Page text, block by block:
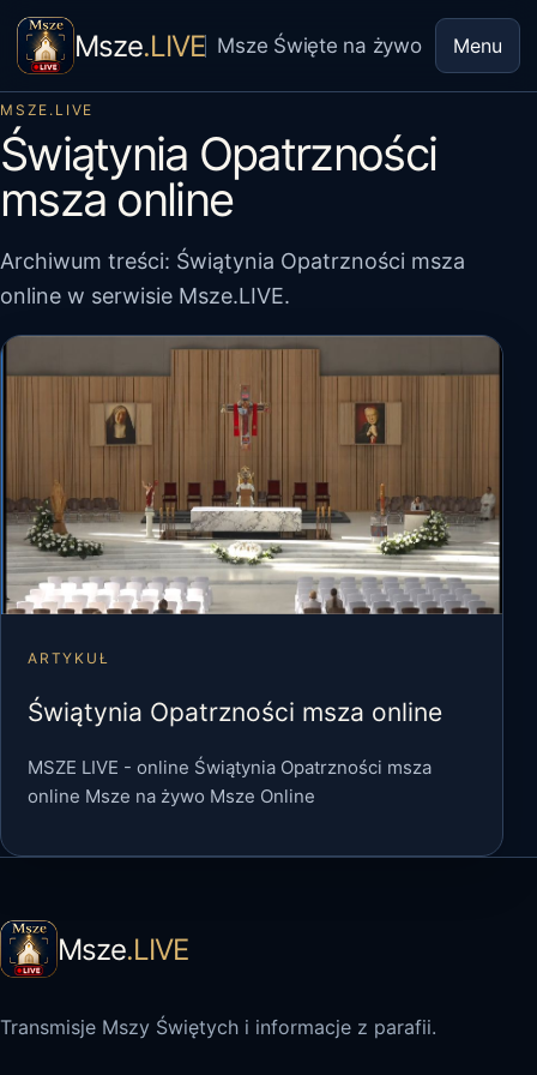
Msze.LIVE Msze Święte na żywo Menu
MSZE.LIVE
Świątynia Opatrzności
msza online
Archiwum treści: Świątynia Opatrzności msza
online w serwisie Msze.LIVE.
ARTYKUŁ
Świątynia Opatrzności msza online
MSZE LIVE - online Świątynia Opatrzności msza
online Msze na żywo Msze Online
Msze.LIVE
Transmisje Mszy Świętych i informacje z parafii.